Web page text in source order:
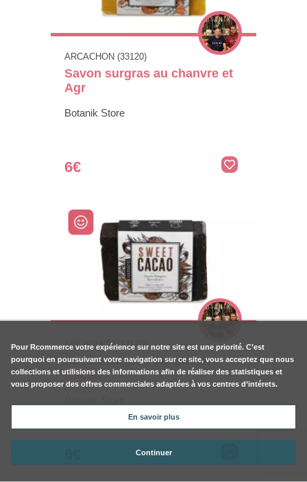
ARCACHON (33120)
Savon surgras au chanvre et
Agr
Botanik Store
6€
ARCACHON (33120)
Savon surgras au chanvre,
Cacao
Pour Rcommerce votre expérience sur notre site est une priorité. C’est
pourquoi en poursuivant votre navigation sur ce site, vous acceptez que nous
collections et utilisions des informations afin de réaliser des statistiques et
vous proposer des offres commerciales adaptées à vos centres d’intérets.
En savoir plus
Continuer